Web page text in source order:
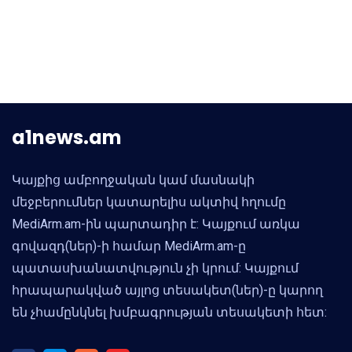
a1news.am
Կայքից ամբողջական կամ մասնակի
մեջբերումներ կատարելիս ակտիվ հղումը
MediArm.am-ին պարտադիր է: Կայքում առկա
գովազդ(ներ)-ի համար MediArm.am-ը
պատասխանատվություն չի կրում: Կայքում
հրապարակված այլոց տեսակետ(ներ)-ը կարող
են չհամընկնել խմբագրության տեսակետի հետ: